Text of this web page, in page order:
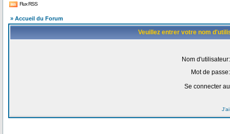
Flux RSS
» Accueil du Forum
Veuillez entrer votre nom
Nom d'utilisateur:
Mot de passe:
Se connecter